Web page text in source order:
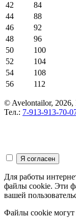
42
84
44
88
46
92
48
96
50
100
52
104
54
108
56
112
© Avelontailor, 2026,
Тел.: 7-913-913-70-
Для работы
файлы cookie. Эти
вашей
Файлы cookie могут